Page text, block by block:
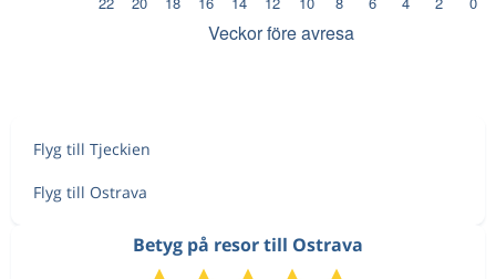
Flyg till Tjeckien
Flyg till Ostrava
Betyg på resor till Ostrava